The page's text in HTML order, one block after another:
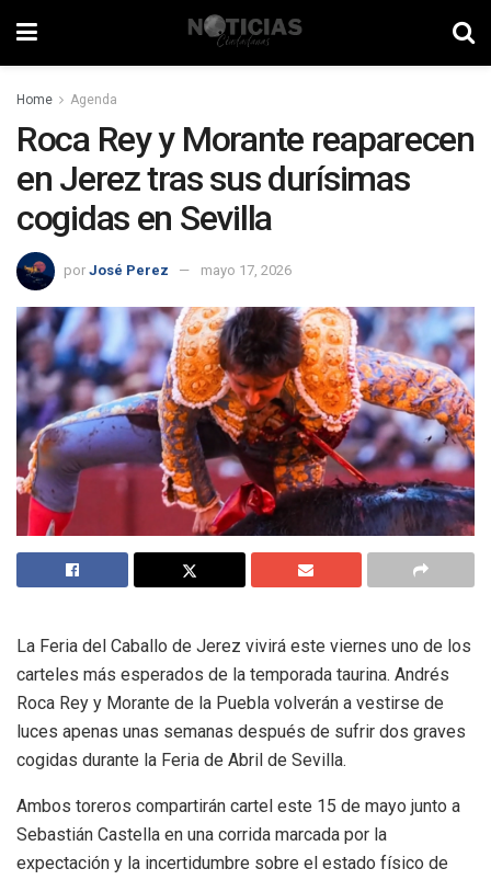
Home Agenda
Roca Rey y Morante reaparecen
en Jerez tras sus durísimas
cogidas en Sevilla
por José Perez mayo 17, 2026
La Feria del Caballo de Jerez vivirá este viernes uno de los
carteles más esperados de la temporada taurina. Andrés
Roca Rey y Morante de la Puebla volverán a vestirse de
luces apenas unas semanas después de sufrir dos graves
cogidas durante la Feria de Abril de Sevilla.
Ambos toreros compartirán cartel este 15 de mayo junto a
Sebastián Castella en una corrida marcada por la
expectación y la incertidumbre sobre el estado físico de